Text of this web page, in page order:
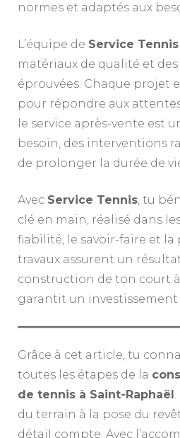
normes et adaptés aux
L’équipe de Service Tennis
matériaux de qualité et
éprouvées. Chaque projet
pour répondre aux
le service après-vente est
besoin, des interventions
de prolonger la durée de
Avec Service Tennis, tu
clé en main, réalisé dans
fiabilité, le savoir-faire et la
travaux assurent un
construction de ton court
garantit un
Grâce à cet article, tu
toutes les étapes de la
de tennis à Saint-Raphaël
du terrain à la pose du
détail compte. Avec